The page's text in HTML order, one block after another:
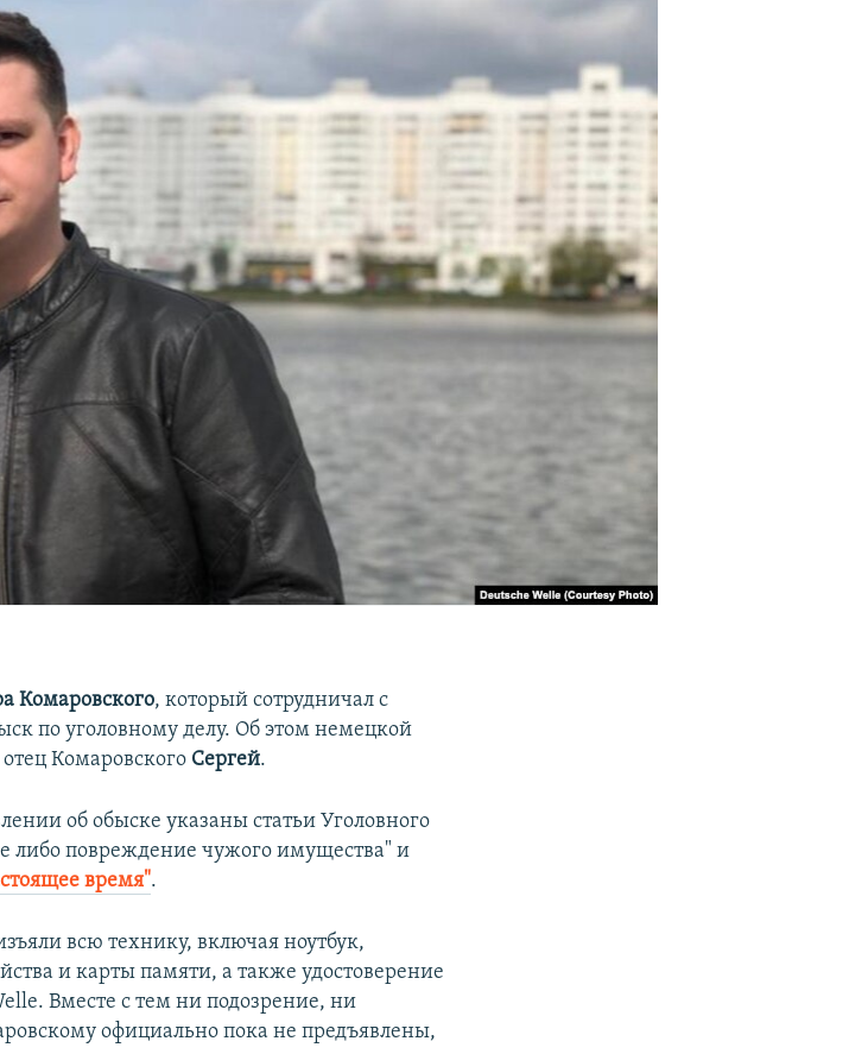
Комаровского, который сотрудничал с
по уголовному делу. Об этом немецкой
отец Комаровского Сергей.
об обыске указаны статьи Уголовного
повреждение чужого имущества" и
время".
всю технику, включая ноутбук,
и карты памяти, а также удостоверение
Вместе с тем ни подозрение, ни
официально пока не предъявлены,